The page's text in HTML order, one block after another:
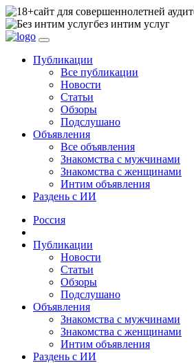
сайт для совершеннолетней
без интим услуг
Публикации
Все публикации
Новости
Статьи
Обзоры
Подслушано
Объявления
Все объявления
Знакомства с мужчинами
Знакомства с женщинами
Интим объявления
Раздень с ИИ
Россия
Публикации
Новости
Статьи
Обзоры
Подслушано
Объявления
Знакомства с мужчинами
Знакомства с женщинами
Интим объявления
Раздень с ИИ